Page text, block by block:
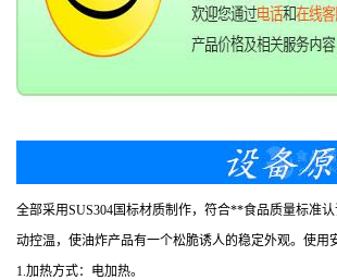
全部采用SUS304国标材质制作，符合**食品质量标准
动控温，使油炸产品有一个松脆诱人的稳定外观。使用
1.加热方式：电加热。